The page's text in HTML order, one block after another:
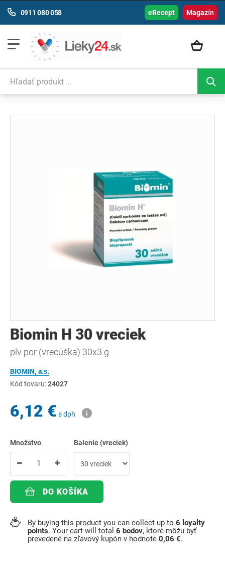
Magazín
0911 080 058 eRecept
Biomin H 30 vreciek
plv por (vrecúška) 30x3 g
BIOMIN, a.s.
Kód tovaru:24027
6,12 € s dph
Množstvo Balenie (vreciek)
DO KOŠÍKA
By buying this product you can collect up to 6 loyalty
points. Your cart will total 6 bodov, ktoré môžu byť
prevedené na zľavový kupón v hodnote 0,06 €.